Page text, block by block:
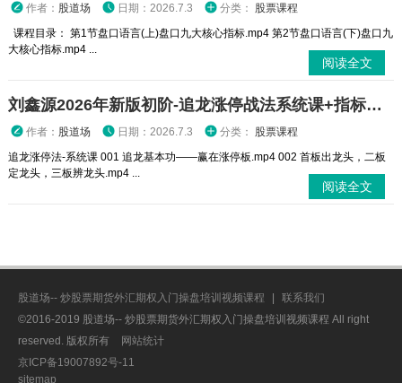
作者： 股道场 日期：2026.7.3 分类： 股票课程
课程目录： 第1节盘口语言(上)盘口九大核心指标.mp4 第2节盘口语言(下)盘口九
大核心指标.mp4 ...
阅读全文
刘鑫源2026年新版初阶-追龙涨停战法系统课+指标资料
作者： 股道场 日期：2026.7.3 分类： 股票课程
追龙涨停法-系统课 001 追龙基本功——赢在涨停板.mp4 002 首板出龙头，二板
定龙头，三板辨龙头.mp4 ...
阅读全文
股道场-- 炒股票期货外汇期权入门操盘培训视频课程
联系我们
©2016-2019 股道场-- 炒股票期货外汇期权入门操盘培训视频课程 All right
reserved. 版权所有
网站统计
京ICP备19007892号-11
sitemap